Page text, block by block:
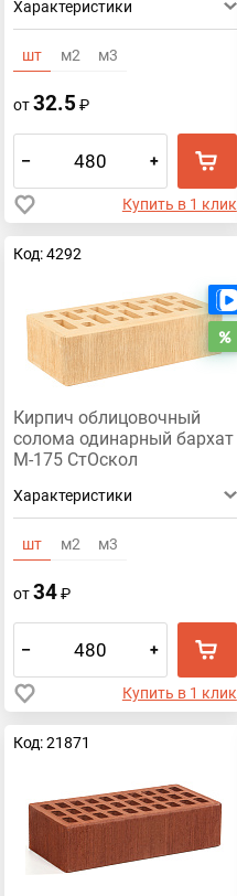
Характеристики
шт м2 м3
от32.5 ₽
– +
Купить в 1 клик
Код: 4292
Кирпич облицовочный
солома одинарный бархат
М-175 СтОскол
Характеристики
шт м2 м3
от34₽
– +
Купить в 1 клик
Код: 21871